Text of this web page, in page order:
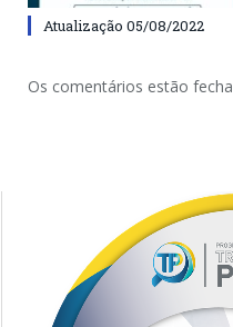
Atualização 05/08/2022
Os comentários estão